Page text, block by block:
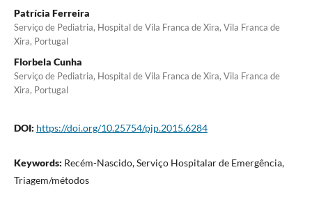
Patrícia Ferreira
Serviço de Pediatria, Hospital de Vila Franca de Xira, Vila Franca de
Xira, Portugal
Florbela Cunha
Serviço de Pediatria, Hospital de Vila Franca de Xira, Vila Franca de
Xira, Portugal
DOI: https://doi.org/10.25754/pjp.2015.6284
Keywords: Recém-Nascido, Serviço Hospitalar de Emergência,
Triagem/métodos